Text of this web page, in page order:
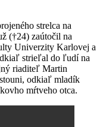
(†24) zaútočil na
Univerzity Karlovej a
strieľal do ľudí na
riaditeľ Martin
odkiaľ mladík
mŕtveho otca.